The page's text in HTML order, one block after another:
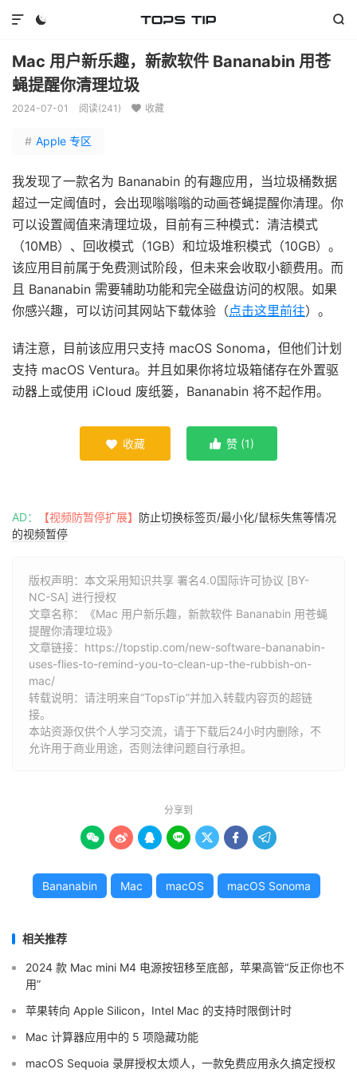
 

Mac 用户新乐趣，新款软件 Bananabin 用苍
蝇提醒你清理垃圾
2024-07-01 阅读(241 )  收藏
# Apple 专区
我发现了一款名为 Bananabin 的有趣应用，当垃圾桶数据
超过一定阈值时，会出现嗡嗡嗡的动画苍蝇提醒你清理。你
可以设置阈值来清理垃圾，目前有三种模式：清洁模式
（10MB）、回收模式（1GB）和垃圾堆积模式（10GB）。
该应用目前属于免费测试阶段，但未来会收取小额费用。而
且 Bananabin 需要辅助功能和完全磁盘访问的权限。如果
你感兴趣，可以访问其网站下载体验（点击这里前往）。
请注意，目前该应用只支持 macOS Sonoma，但他们计划
支持 macOS Ventura。并且如果你将垃圾箱储存在外置驱
动器上或使用 iCloud 废纸篓，Bananabin 将不起作用。
 收藏  赞 (1)
AD： 【视频防暂停扩展】 防止切换标签页/最小化/鼠标失焦等情况
的视频暂停
版权声明：本文采用知识共享 署名4.0国际许可协议 [BY-
NC-SA] 进行授权
文章名称：《Mac 用户新乐趣，新款软件 Bananabin 用苍蝇
提醒你清理垃圾》
文章链接： https://topstip.com/new-software-bananabin-
uses-flies-to-remind-you-to-clean-up-the-rubbish-on-
mac/
转载说明：请注明来自“TopsTip”并加入转载内容页的超链
接。
本站资源仅供个人学习交流，请于下载后24小时内删除，不
允许用于商业用途，否则法律问题自行承担。
分享到
      
Bananabin Mac macOS macOS Sonoma
相关推荐
2024 款 Mac mini M4 电源按钮移至底部，苹果高管“反正你也不
用”
苹果转向 Apple Silicon，Intel Mac 的支持时限倒计时
Mac 计算器应用中的 5 项隐藏功能
macOS Sequoia 录屏授权太烦人，一款免费应用永久搞定授权